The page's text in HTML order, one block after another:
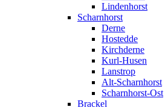
Lindenhorst
Scharnhorst
Derne
Hostedde
Kirchderne
Kurl-Husen
Lanstrop
Alt-Scharnhorst
Scharnhorst-Ost
Brackel